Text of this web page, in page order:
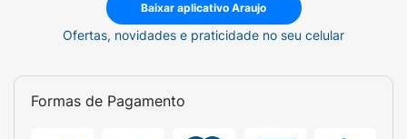
Baixar aplicativo Araujo
Ofertas, novidades e praticidade no seu celular
Formas de Pagamento